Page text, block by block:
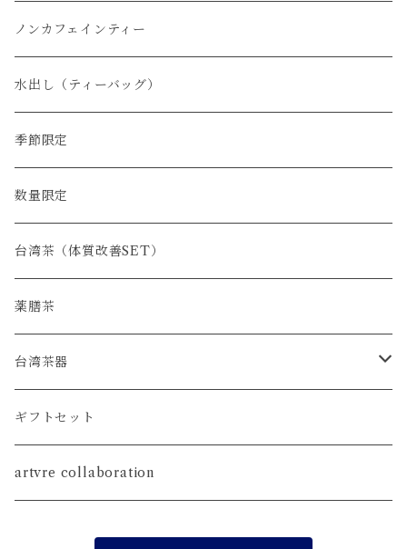
白茶
ノンカフェインティー
水出し（ティーバッグ）
季節限定
数量限定
台湾茶（体質改善SET）
薬膳茶
台湾茶器
SET
茶壺
ギフトセット
artvre collaboration